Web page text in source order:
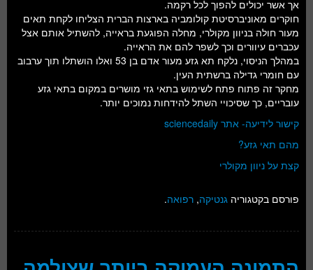
אך אשר יכולים להפוך לכל רקמה.
חוקרים מאוניברסיטת קולומביה בארצות הברית הצליחו לקחת תאים
מעור חולה בניוון מקולרי, מחלה הפוגעת בראייה, להשתיל אותם אצל
עכברים עיוורים וכך לשפר להם את הראייה.
במהלך הניסוי, נלקח תא גזע מעור אדם בן 53 ואלו הושתלו תוך ערבוב
עם חומרי גדילה ברשתית העין.
מחקר זה פתוח פתח לשימוש בתאי גזי מושרים במקום בתאי גזע
עובריים, כך שסיכויי השתל להידחות נמוכים יותר.
קישור לידיעה- אתר sciencedaily
מהם תאי גזע?
קצת על ניוון מקולרי
פורסם בקטגוריה גנטיקה, רפואה.